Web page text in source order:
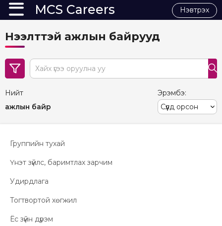
MCS Careers Нэвтрэх
Нээлттэй ажлын байрууд
search
Нийт
ажлын байр
Эрэмбэ:
Группийн тухай
Үнэт зүйлс, баримтлах зарчим
Удирдлага
Тогтвортой хөгжил
Ёс зүйн дүрэм